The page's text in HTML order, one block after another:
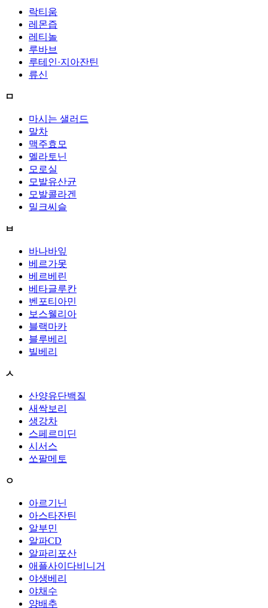
락티움
레몬즙
레티놀
루바브
루테인·지아잔틴
류신
ㅁ
마시는 샐러드
말차
맥주효모
멜라토닌
모로실
모발유산균
모발콜라겐
밀크씨슬
ㅂ
바나바잎
베르가못
베르베린
베타글루칸
벤포티아민
보스웰리아
블랙마카
블루베리
빌베리
ㅅ
산양유단백질
새싹보리
생강차
스페르미딘
시서스
쏘팔메토
ㅇ
아르기닌
아스타잔틴
알부민
알파CD
알파리포산
애플사이다비니거
야생베리
야채수
양배추